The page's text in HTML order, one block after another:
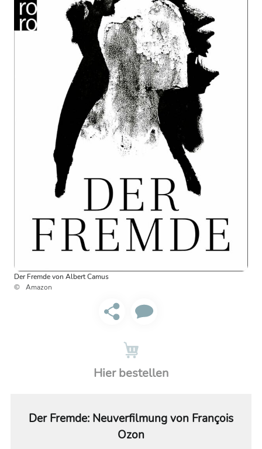
Der Fremde von Albert Camus
Amazon
Hier bestellen
Der Fremde: Neuverfilmung von François
Ozon